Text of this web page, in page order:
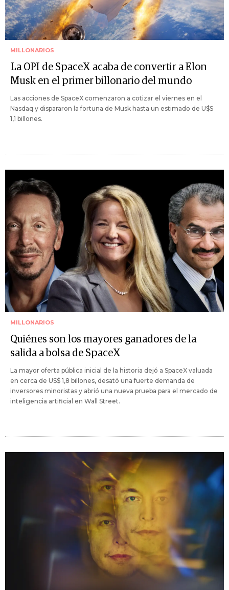
MILLONARIOS
La OPI de SpaceX acaba de convertir a Elon
Musk en el primer billonario del mundo
Las acciones de SpaceX comenzaron a cotizar el viernes en el
Nasdaq y dispararon la fortuna de Musk hasta un estimado de U$S
1,1 billones.
MILLONARIOS
Quiénes son los mayores ganadores de la
salida a bolsa de SpaceX
La mayor oferta pública inicial de la historia dejó a SpaceX valuada
en cerca de US$ 1,8 billones, desató una fuerte demanda de
inversores minoristas y abrió una nueva prueba para el mercado de
inteligencia artificial en Wall Street.